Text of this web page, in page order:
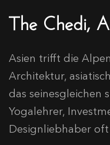
The Chedi,
Asien trifft die
Architektur,
das seinesgleichen
Yogalehrer,
Designliebhaber